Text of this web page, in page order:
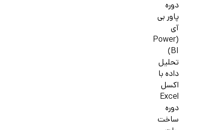
دوره
پاور بی
آی
(Power
BI)
تحلیل
داده با
اکسل
Excel
دوره
ساخت